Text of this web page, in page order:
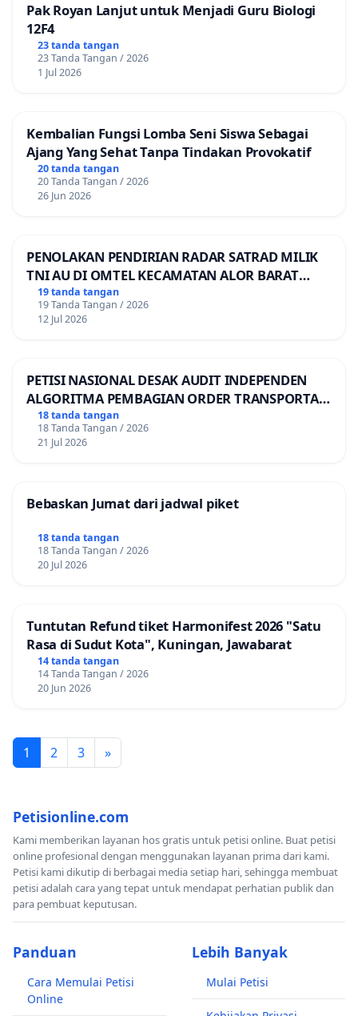
Pak Royan Lanjut untuk Menjadi Guru Biologi
12F4
23 tanda tangan
23 Tanda Tangan / 2026
1 Jul 2026
Kembalian Fungsi Lomba Seni Siswa Sebagai
Ajang Yang Sehat Tanpa Tindakan Provokatif
20 tanda tangan
20 Tanda Tangan / 2026
26 Jun 2026
PENOLAKAN PENDIRIAN RADAR SATRAD MILIK
TNI AU DI OMTEL KECAMATAN ALOR BARAT
LAUT, KABUPATEN ALOR
19 tanda tangan
19 Tanda Tangan / 2026
12 Jul 2026
PETISI NASIONAL DESAK AUDIT INDEPENDEN
ALGORITMA PEMBAGIAN ORDER TRANSPORTASI
ONLINE
18 tanda tangan
18 Tanda Tangan / 2026
21 Jul 2026
Bebaskan Jumat dari jadwal piket
18 tanda tangan
18 Tanda Tangan / 2026
20 Jul 2026
Tuntutan Refund tiket Harmonifest 2026 "Satu
Rasa di Sudut Kota", Kuningan, Jawabarat
14 tanda tangan
14 Tanda Tangan / 2026
20 Jun 2026
1 2 3 »
Petisionline.com
Kami memberikan layanan hos gratis untuk petisi online. Buat petisi
online profesional dengan menggunakan layanan prima dari kami.
Petisi kami dikutip di berbagai media setiap hari, sehingga membuat
petisi adalah cara yang tepat untuk mendapat perhatian publik dan
para pembuat keputusan.
Panduan
Cara Memulai Petisi
Online
Lebih Banyak
Mulai Petisi